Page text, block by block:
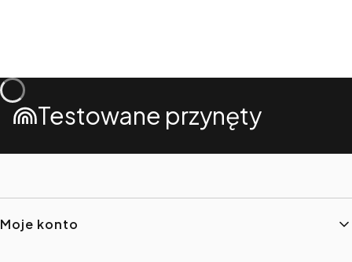
Testowane przynęty
Linki w stopce
Moje konto